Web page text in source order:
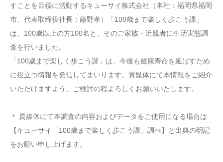
すことを目標に活動するキューサイ株式会社（本社：福岡県福岡
市、代表取締役社長：藤野孝）「100歳まで楽しく歩こう課」
は、100歳以上の方100名と、そのご家族・近親者に生活実態調
査を行いました。
「100歳まで楽しく歩こう課」は、今後も健康寿命を延ばすため
に役立つ情報を発信してまいります。貴媒体にて本情報をご紹介
いただけますよう、ご検討の程よろしくお願いいたします。
＊ 貴媒体にて本調査の内容およびデータをご使用になる場合は
【キューサイ「100歳まで楽しく歩こう課」調べ】と出典の明記
をお願い申し上げます。